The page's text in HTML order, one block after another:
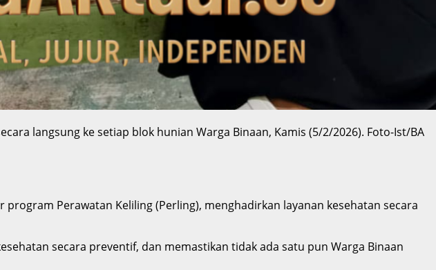
langsung ke setiap blok hunian Warga Binaan, Kamis (5/2/2026). Foto-Ist/BA
program Perawatan Keliling (Perling), menghadirkan layanan kesehatan secara
secara preventif, dan memastikan tidak ada satu pun Warga Binaan